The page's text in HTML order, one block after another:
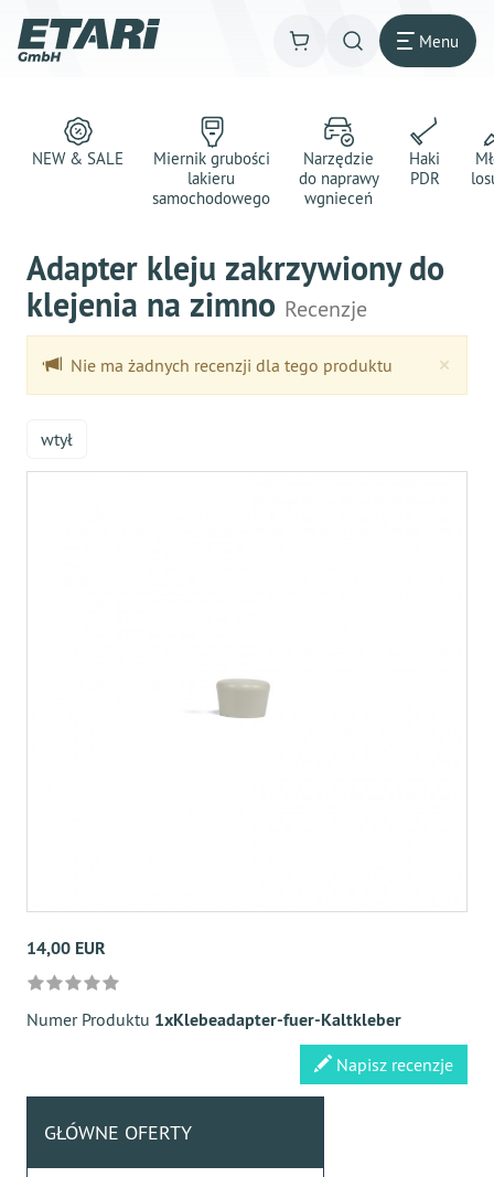
Menu
NEW & SALE
Miernik grubości
lakieru
samochodowego
Narzędzie
do naprawy
wgnieceń
Haki
PDR
Adapter kleju zakrzywiony do
klejenia na zimno Recenzje
×
Nie ma żadnych recenzji dla tego produktu
wtył
14,00 EUR
Numer Produktu 1xKlebeadapter-fuer-Kaltkleber
Napisz recenzje
GŁÓWNE OFERTY